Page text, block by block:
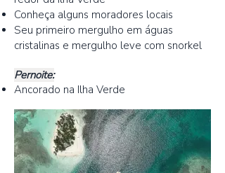
Conheça alguns moradores locais
Seu primeiro mergulho em águas
cristalinas e mergulho leve com snorkel
Pernoite:
Ancorado na Ilha Verde